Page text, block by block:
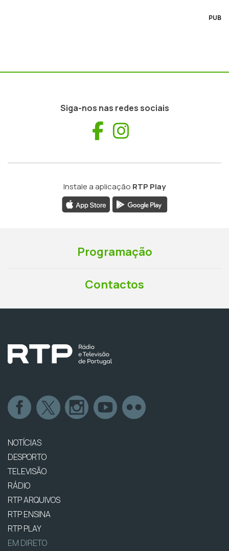
PUB
Siga-nos nas redes sociais
Facebook
Instale a aplicação RTP Play
Programação
Contactos
NOTÍCIAS
DESPORTO
TELEVISÃO
RÁDIO
RTP ARQUIVOS
RTP ENSINA
RTP PLAY
EM DIRETO